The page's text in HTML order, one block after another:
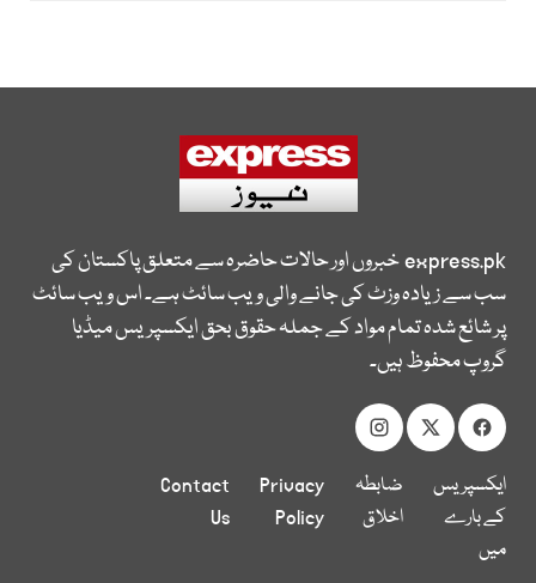
express.pkخبروں اور حالات حاضرہ سے متعلق پاکستان کی
سب سے زیادہ وزٹ کی جانے والی ویب سائٹ ہے۔ اس ویب سائٹ
پر شائع شدہ تمام مواد کے جملہ حقوق بحق ایکسپریس میڈیا
گروپ محفوظ ہیں۔
ایکسپریس
کے بارے
میں
ضابطہ
اخلاق
Privacy
Policy
Contact
Us